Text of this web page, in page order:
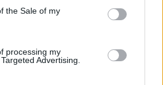
the Sale of my
processing my
Advertising.